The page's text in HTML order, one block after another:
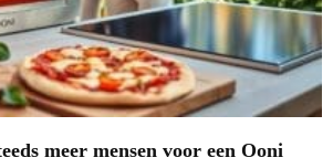
meer mensen voor een Ooni